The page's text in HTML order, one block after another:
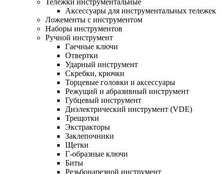
Тележки инструментальные
Аксессуары для инструментальных тележек
Ложементы с инструментом
Наборы инструментов
Ручной инструмент
Гаечные ключи
Отвертки
Ударный инструмент
Скребки, крючки
Торцевые головки и аксессуары
Режущий и абразивный инструмент
Губцевый инструмент
Диэлектрический инструмент (VDE)
Трещотки
Экстракторы
Заклепочники
Щетки
Г-образные ключи
Биты
Резьбонарезной инструмент